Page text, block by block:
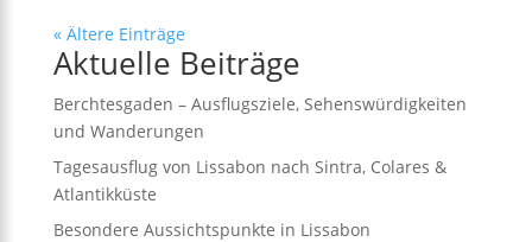
« Ältere Einträge
Aktuelle Beiträge
Berchtesgaden – Ausflugsziele, Sehenswürdigkeiten
und Wanderungen
Tagesausflug von Lissabon nach Sintra, Colares &
Atlantikküste
Besondere Aussichtspunkte in Lissabon